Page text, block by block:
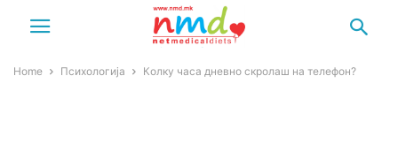
Home Психологија Колку часа дневно скролаш на телефон?